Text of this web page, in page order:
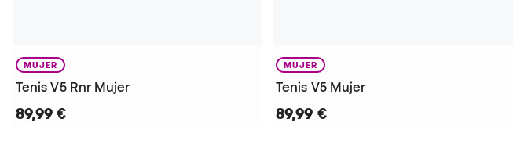
MUJER
Tenis V5 Rnr Mujer
89,99 €
MUJER
Tenis V5 Mujer
89,99 €